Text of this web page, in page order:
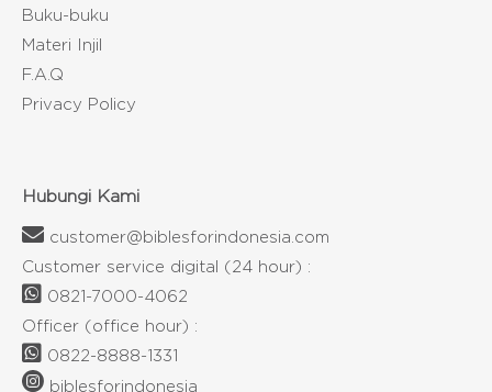
Buku-buku
Materi Injil
F.A.Q
Privacy Policy
Hubungi Kami
customer@biblesforindonesia.com
Customer service digital (24 hour) :
0821-7000-4062
Officer (office hour) :
0822-8888-1331
biblesforindonesia